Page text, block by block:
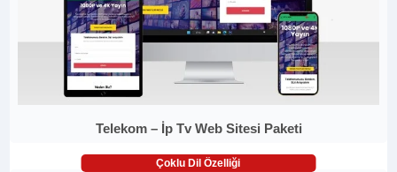
Telekom – İp Tv Web Sitesi Paketi
Çoklu Dil Özelliği